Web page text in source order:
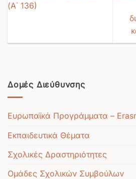
Δομές Διεύθυνσης
Ευρωπαϊκά Προγράμματα –
Εκπαιδευτικά Θέματα
Σχολικές Δραστηριότητες
Ομάδες Σχολικών Συμβούλων
(Α΄ 136)